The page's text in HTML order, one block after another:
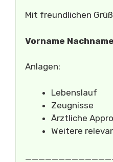
Mit freundlichen
Vorname Nachname
Anlagen:
Lebenslauf
Zeugnisse
Ärztliche
Weitere